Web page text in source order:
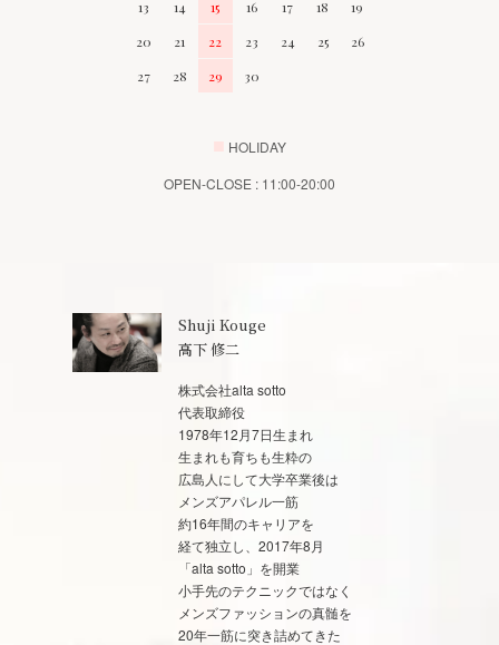
13
14 15 16 17 18
19
20
21 22 23 24 25
26
27
28 29 30
HOLIDAY
OPEN-CLOSE : 11:00-20:00
Shuji Kouge
高下 修二
株式会社alta sotto
代表取締役
1978年12月7日生まれ
生まれも育ちも生粋の
広島人にして大学卒業後は
メンズアパレル一筋
約16年間のキャリアを
経て独立し、2017年8月
「alta sotto」を開業
小手先のテクニックではなく
メンズファッションの真髄を
20年一筋に突き詰めてきた